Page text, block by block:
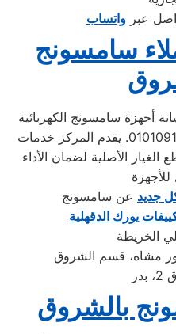
عبرواتساب
سامسونج
أجهزة سامسونج الكهربائية
بمنازلكم، اتصل برقم: 01010916814. يقدم المركز خدمات
الغيار الأصلية لضمان الأداء
جديد عن سامسونج
يورك الدقهلية
الخريطة
بالشروق